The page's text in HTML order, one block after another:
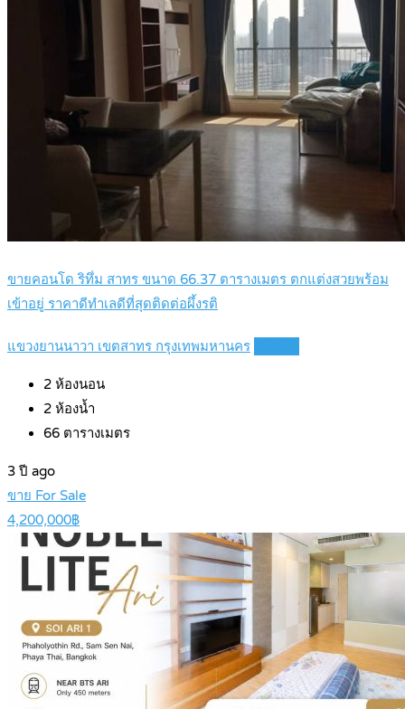
ขายคอนโด ริทึ่ม สาทร ขนาด 66.37 ตารางเมตร ตกแต่งสวยพร้อม
เข้าอยู่ ราคาดีทำเลดีที่สุดติดต่อผึ้งรติ
แขวงยานนาวา เขตสาทร กรุงเทพมหานคร
2 ห้องนอน
2 ห้องน้ำ
66 ตารางเมตร
3 ปี ago
ขาย For Sale
4,200,000฿